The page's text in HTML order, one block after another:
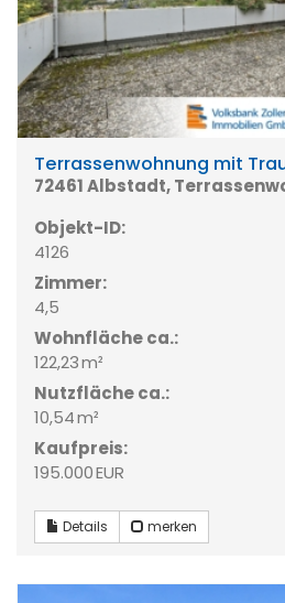
Terrassenwohnung mit
72461 Albstadt,
Objekt-ID:
4126
Zimmer:
4,5
Wohnfläche ca.:
122,23 m²
Nutzfläche ca.:
10,54 m²
Kaufpreis:
195.000 EUR
Details merken